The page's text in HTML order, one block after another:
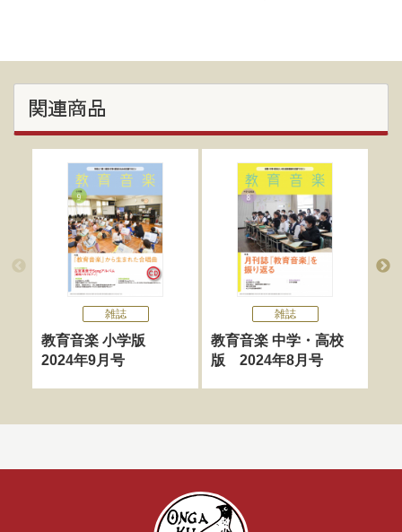
関連商品
雑誌
教育音楽 小学版
2024年9月号
雑誌
教育音楽 中学・高校
版 2024年8月号